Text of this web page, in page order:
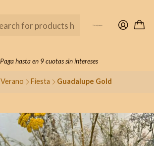
Paga hasta en 9 cuotas sin intereses
Verano Fiesta Guadalupe Gold